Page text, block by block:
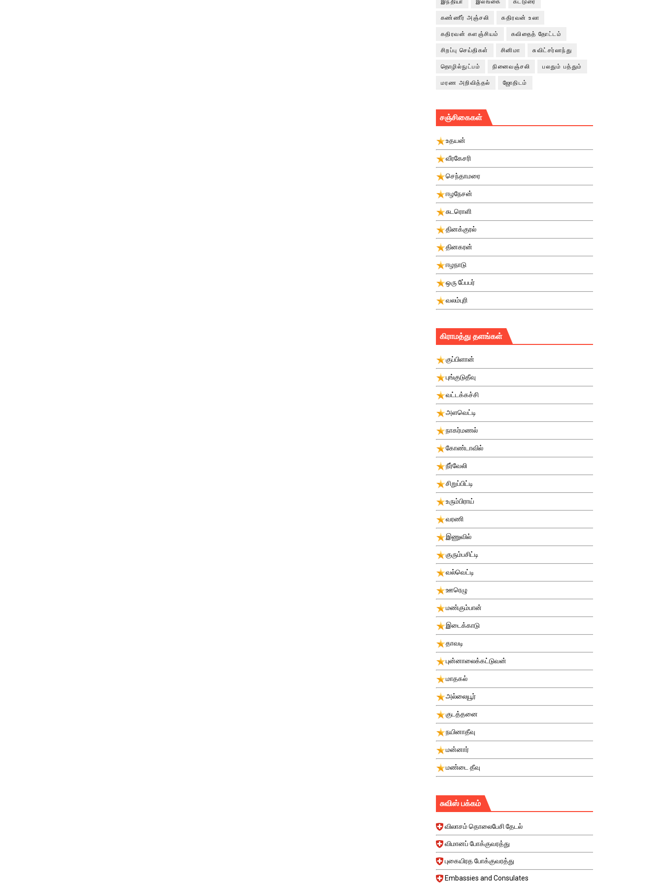
கண்ணீர் அஞ்சலி கதிரவன் உலா
கதிரவன் களஞ்சியம் கவிதைத் தோட்டம்
சிறப்பு செய்திகள் சினிமா சுவிட்சர்லாந்து
தொழில்நுட்பம் நினைவஞ்சலி பலதும் பத்தும்
மரண அறிவித்தல் ஜோதிடம்
சஞ்சிகைகள்
உதயன்
வீரகேசரி
செந்தாமரை
ஈழநேசன்
சுடரொளி
தினக்குரல்
தினகரன்
ஈழநாடு
ஒரு பே்பபர்
வலம்புரி
கிராமத்து தளங்கள்
குப்பிளான்
புங்குடுதீவு
வட்டக்கச்சி
அளவெட்டி
நாகர்மணல்
கோண்டாவில்
நீர்வேலி
சிறுப்பிட்டி
உரும்பிராய்
வரணி
இணுவில்
குரும்பசிட்டி
வல்வெட்டி
ஊரெழு
மண்கும்பான்
இடைக்காடு
தாவடி
புன்னாலைக்கட்டுவன்
மாதகல்
அல்லையூர்
குடத்தனை
நயினாதீவு
மன்னார்
மண்டை தீவு
சுவிஸ் பக்கம்
விலாசம் தொலைபேசி தேடல்
விமானப் போக்குவரத்து
புகையிரத போக்குவரத்து
Embassies and Consulates